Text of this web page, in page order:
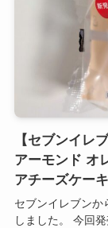
【セブンイレ
アーモンド オ
アチーズケー
セブンイレブンか
しました。 今回